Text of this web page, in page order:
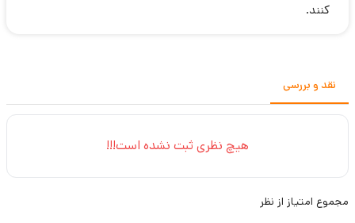
کنند.
نقد و بررسی
مجموع امتیاز از نظر
هیچ نظری ثبت نشده است!!!